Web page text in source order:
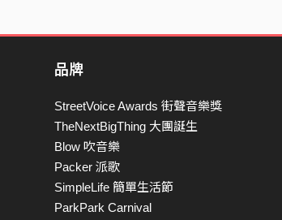
品牌
StreetVoice Awards 街聲音樂獎
TheNextBigThing 大團誕生
Blow 吹音樂
Packer 派歌
SimpleLife 簡單生活節
ParkPark Carnival